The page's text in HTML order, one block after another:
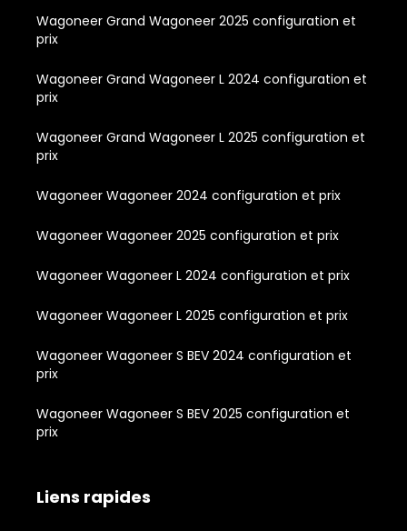
Wagoneer Grand Wagoneer 2025 configuration et
prix
Wagoneer Grand Wagoneer L 2024 configuration et
prix
Wagoneer Grand Wagoneer L 2025 configuration et
prix
Wagoneer Wagoneer 2024 configuration et prix
Wagoneer Wagoneer 2025 configuration et prix
Wagoneer Wagoneer L 2024 configuration et prix
Wagoneer Wagoneer L 2025 configuration et prix
Wagoneer Wagoneer S BEV 2024 configuration et
prix
Wagoneer Wagoneer S BEV 2025 configuration et
prix
Liens rapides